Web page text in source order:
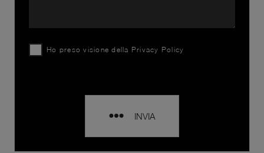
Ho preso visione della Privacy Policy
INVIA